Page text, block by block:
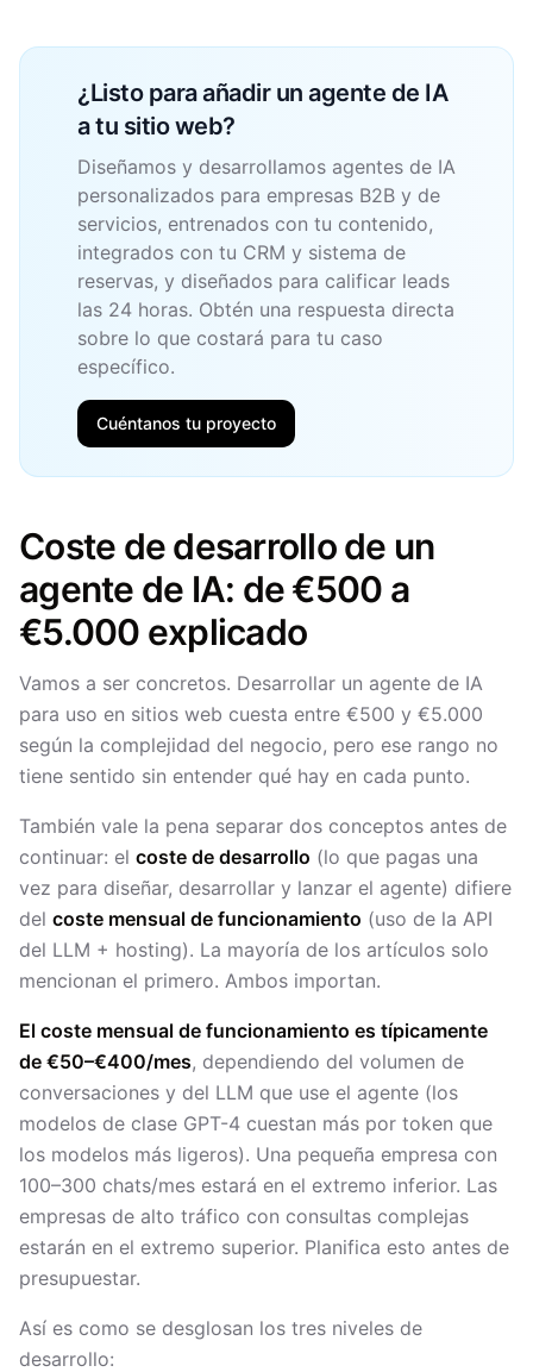
¿Listo para añadir un agente de IA
a tu sitio web?
Diseñamos y desarrollamos agentes de IA
personalizados para empresas B2B y de
servicios, entrenados con tu contenido,
integrados con tu CRM y sistema de
reservas, y diseñados para calificar leads
las 24 horas. Obtén una respuesta directa
sobre lo que costará para tu caso
específico.
Cuéntanos tu proyecto
Coste de desarrollo de un
agente de IA: de €500 a
€5.000 explicado
Vamos a ser concretos. Desarrollar un agente de IA
para uso en sitios web cuesta entre €500 y €5.000
según la complejidad del negocio, pero ese rango no
tiene sentido sin entender qué hay en cada punto.
También vale la pena separar dos conceptos antes de
continuar: el coste de desarrollo (lo que pagas una
vez para diseñar, desarrollar y lanzar el agente) difiere
del coste mensual de funcionamiento (uso de la API
del LLM + hosting). La mayoría de los artículos solo
mencionan el primero. Ambos importan.
El coste mensual de funcionamiento es típicamente
de €50–€400/mes, dependiendo del volumen de
conversaciones y del LLM que use el agente (los
modelos de clase GPT-4 cuestan más por token que
los modelos más ligeros). Una pequeña empresa con
100–300 chats/mes estará en el extremo inferior. Las
empresas de alto tráfico con consultas complejas
estarán en el extremo superior. Planifica esto antes de
presupuestar.
Así es como se desglosan los tres niveles de
desarrollo: